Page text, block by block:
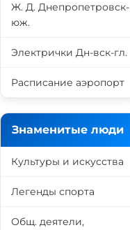
Ж. Д. Днепропетровск-
юж.
Электрички Дн-вск-гл.
Расписание аэропорт
Знаменитые люди
Культуры и искусства
Легенды спорта
Общ. деятели,